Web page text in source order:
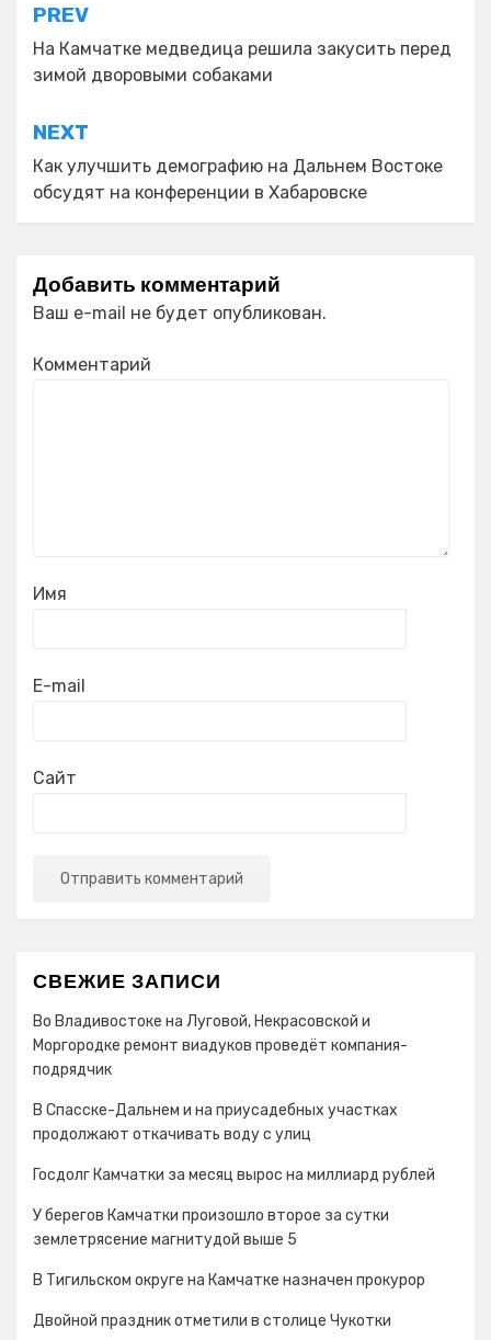
Навигация
по
записям
PREV
На Камчатке медведица решила закусить перед
зимой дворовыми собаками
NEXT
Как улучшить демографию на Дальнем Востоке
обсудят на конференции в Хабаровске
Добавить комментарий
Ваш e-mail не будет опубликован.
Комментарий
Имя
E-mail
Сайт
СВЕЖИЕ ЗАПИСИ
Во Владивостоке на Луговой, Некрасовской и
Моргородке ремонт виадуков проведёт компания-
подрядчик
В Спасске-Дальнем и на приусадебных участках
продолжают откачивать воду с улиц
Госдолг Камчатки за месяц вырос на миллиард рублей
У берегов Камчатки произошло второе за сутки
землетрясение магнитудой выше 5
В Тигильском округе на Камчатке назначен прокурор
Двойной праздник отметили в столице Чукотки